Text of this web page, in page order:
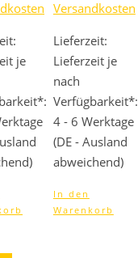
je
Versandkosten
Lieferzeit:
Lieferzeit je
nach
Verfügbarkeit*:
4 - 6 Werktage
(DE - Ausland
abweichend)
In den
Warenkorb